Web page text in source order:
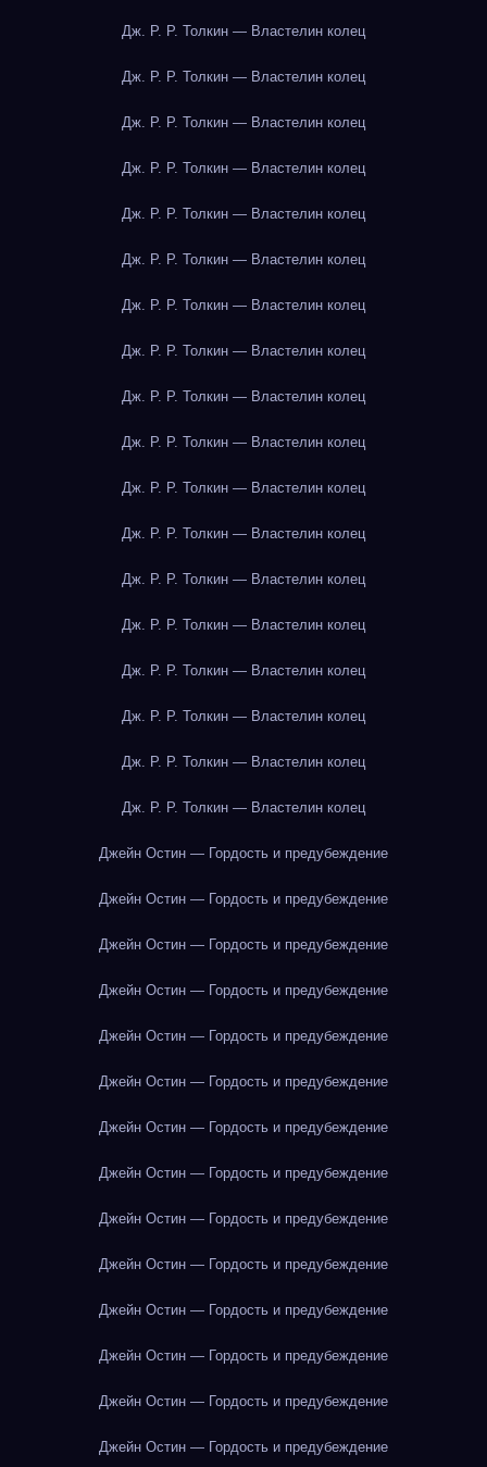
Дж. Р. Р. Толкин — Властелин колец
Дж. Р. Р. Толкин — Властелин колец
Дж. Р. Р. Толкин — Властелин колец
Дж. Р. Р. Толкин — Властелин колец
Дж. Р. Р. Толкин — Властелин колец
Дж. Р. Р. Толкин — Властелин колец
Дж. Р. Р. Толкин — Властелин колец
Дж. Р. Р. Толкин — Властелин колец
Дж. Р. Р. Толкин — Властелин колец
Дж. Р. Р. Толкин — Властелин колец
Дж. Р. Р. Толкин — Властелин колец
Дж. Р. Р. Толкин — Властелин колец
Дж. Р. Р. Толкин — Властелин колец
Дж. Р. Р. Толкин — Властелин колец
Дж. Р. Р. Толкин — Властелин колец
Дж. Р. Р. Толкин — Властелин колец
Дж. Р. Р. Толкин — Властелин колец
Дж. Р. Р. Толкин — Властелин колец
Джейн Остин — Гордость и предубеждение
Джейн Остин — Гордость и предубеждение
Джейн Остин — Гордость и предубеждение
Джейн Остин — Гордость и предубеждение
Джейн Остин — Гордость и предубеждение
Джейн Остин — Гордость и предубеждение
Джейн Остин — Гордость и предубеждение
Джейн Остин — Гордость и предубеждение
Джейн Остин — Гордость и предубеждение
Джейн Остин — Гордость и предубеждение
Джейн Остин — Гордость и предубеждение
Джейн Остин — Гордость и предубеждение
Джейн Остин — Гордость и предубеждение
Джейн Остин — Гордость и предубеждение